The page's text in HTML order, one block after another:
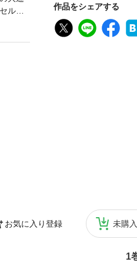
作品をシェアする
お気に入り登録 未購
1
ルバ